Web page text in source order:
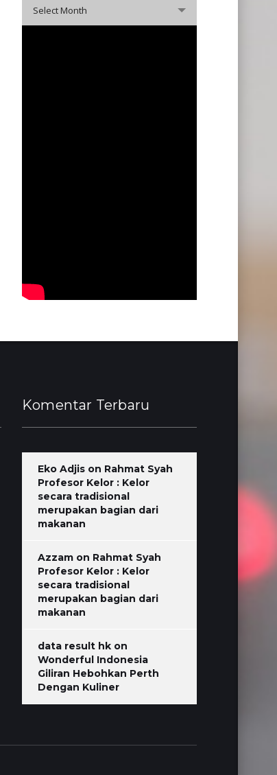
Select Month
Komentar Terbaru
Eko Adjis on Rahmat Syah
Profesor Kelor : Kelor
secara tradisional
merupakan bagian dari
makanan
Azzam on Rahmat Syah
Profesor Kelor : Kelor
secara tradisional
merupakan bagian dari
makanan
data result hk on
Wonderful Indonesia
Giliran Hebohkan Perth
Dengan Kuliner